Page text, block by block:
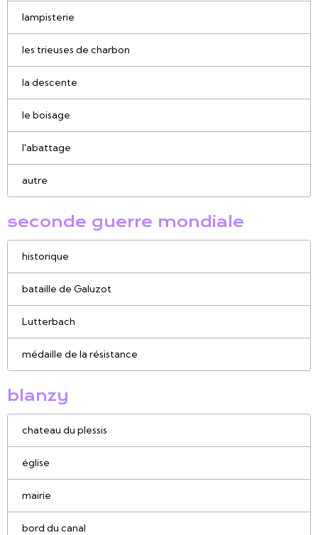
lampisterie
les trieuses de charbon
la descente
le boisage
l'abattage
autre
seconde guerre mondiale
historique
bataille de Galuzot
Lutterbach
médaille de la résistance
blanzy
chateau du plessis
église
mairie
bord du canal